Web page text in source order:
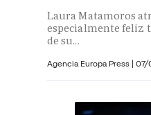
Laura Matamoros
especialmente feliz
de su...
Agencia Europa Press | 07/